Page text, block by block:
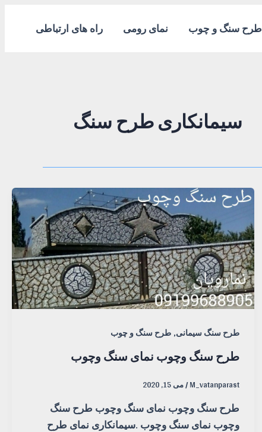
طرح سنگ و چوب نمای رومی راه های ارتباطی
سیمانکاری طرح سنگ
طرح سنگ سیمانی,طرح سنگ و چوب
طرح سنگ وچوب نمای سنگ وچوب
M_vatanparast
/می 15, 2020
طرح سنگ وچوب نمای سنگ وچوب طرح سنگ
وچوب نمای سنگ وچوب .سیمانکاری نمای طرح